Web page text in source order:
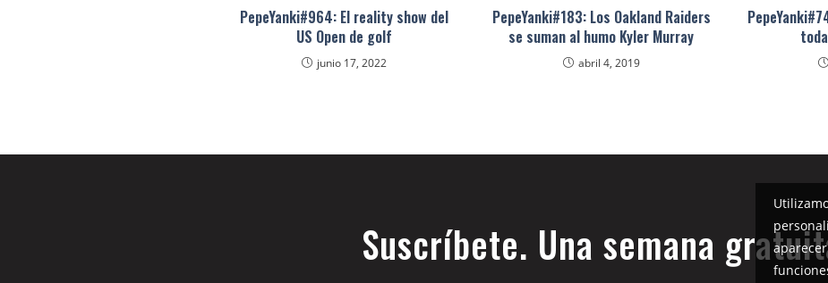
PepeYanki#964: El reality show del
US Open de golf
junio 17, 2022
PepeYanki#183: Los Oakland Raiders
se suman al humo Kyler Murray
abril 4, 2019
Suscríbete. Una semana